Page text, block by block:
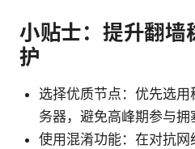
小贴士：提升翻墙
护
选择优质节点：优先选
务器，避免高峰期参与拥
使用混淆功能：在对抗